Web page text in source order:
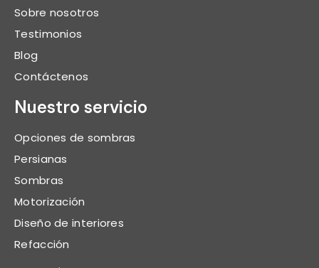
Sobre nosotros
Testimonios
Blog
Contáctenos
Nuestro servicio
Opciones de sombras
Persianas
Sombras
Motorización
Diseño de interiores
Refacción